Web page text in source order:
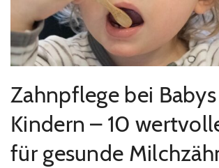
Zahnpflege bei
Kindern – 10
für gesunde